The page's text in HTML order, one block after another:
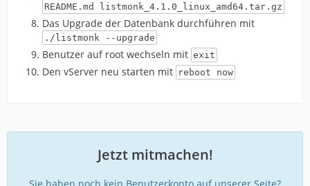
README.md listmonk_4.1.0_linux_amd64.tar.gz
Das Upgrade der Datenbank durchführen mit
./listmonk --upgrade
Benutzer auf root wechseln mit exit
Den vServer neu starten mit reboot now
Jetzt mitmachen!